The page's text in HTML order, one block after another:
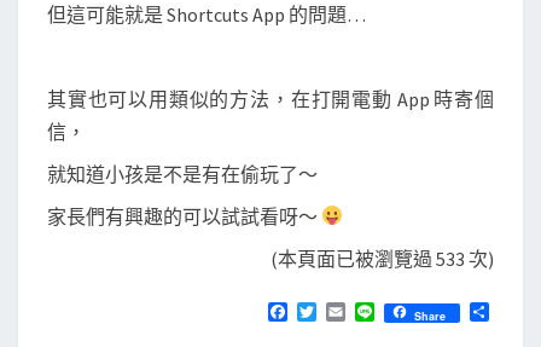
但這可能就是 Shortcuts App 的問題…
其實也可以用類似的方法，在打開電動 App 時寄個
信，
就知道小孩是不是有在偷玩了～
家長們有興趣的可以試試看呀～
(本頁面已被瀏覽過 533 次)
T
E
Share